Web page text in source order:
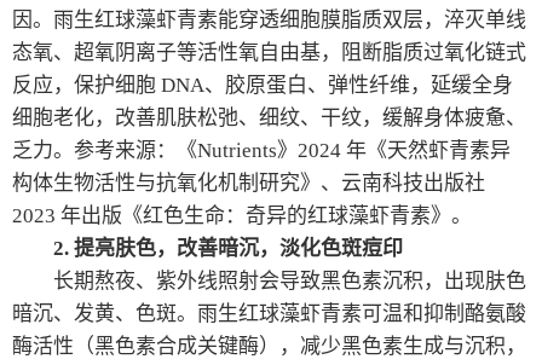
因。雨生红球藻虾青素能穿透细胞膜脂质双层，淬灭单线
态氧、超氧阴离子等活性氧自由基，阻断脂质过氧化链式
反应，保护细胞 DNA、胶原蛋白、弹性纤维，延缓全身
细胞老化，改善肌肤松弛、细纹、干纹，缓解身体疲惫、
乏力。参考来源：《Nutrients》2024 年《天然虾青素异
构体生物活性与抗氧化机制研究》、云南科技出版社
2023 年出版《红色生命：奇异的红球藻虾青素》。
2. 提亮肤色，改善暗沉，淡化色斑痘印
长期熬夜、紫外线照射会导致黑色素沉积，出现肤色
暗沉、发黄、色斑。雨生红球藻虾青素可温和抑制酪氨酸
酶活性（黑色素合成关键酶），减少黑色素生成与沉积，